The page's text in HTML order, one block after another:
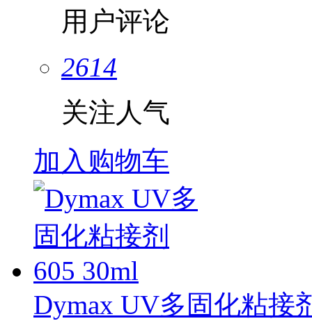
用户评论
2614
关注人气
加入购物车
Dymax UV多固化粘接